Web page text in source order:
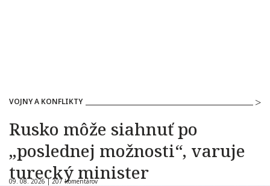
VOJNY A KONFLIKTY
Rusko môže siahnuť po
„poslednej možnosti“, varuje
turecký minister
09. 08. 2026 |207 komentárov